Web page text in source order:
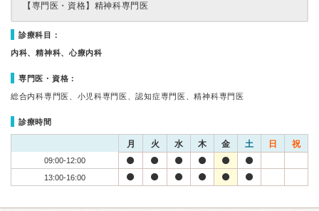
【専門医・資格】 精神科専門医
診療科目：
内科、精神科、心療内科
専門医・資格：
総合内科専門医、小児科専門医、認知症専門医、精神科専門医
診療時間
月 火 水 木 金 土 日 祝
09:00-12:00
13:00-16:00